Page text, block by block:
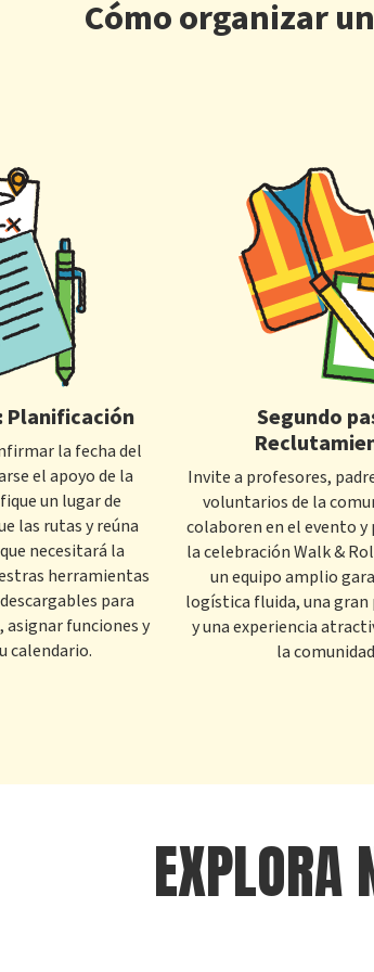
Cómo organizar
Planificación
la fecha del
el apoyo de la
un lugar de
las rutas y reúna
necesitará la
herramientas
para
asignar funciones y
calendario.
Segundo
Invite a profesores,
voluntarios de la
colaboren en el evento
la celebración Walk &
un equipo amplio
logística fluida, una
y una experiencia
la
EXPLORA